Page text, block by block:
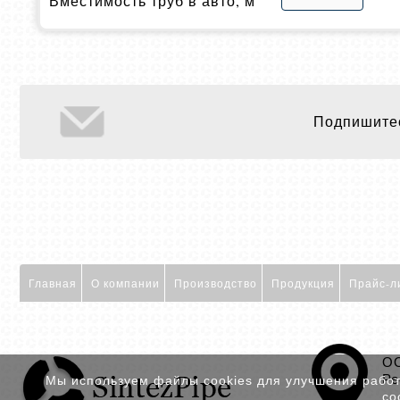
Главная О компании Производство Продукция Прайс-
Мы используем файлы cookies для улучшения